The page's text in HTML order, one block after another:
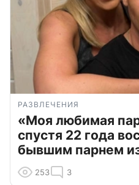
РАЗВЛЕЧЕНИЯ
«Моя любимая
спустя 22 года
бывшим парнем
253 3